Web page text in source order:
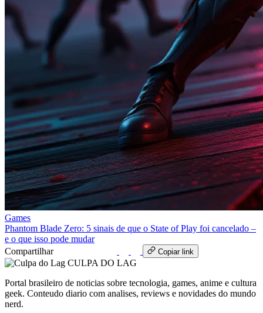
Games
Phantom Blade Zero: 5 sinais de que o State of Play foi cancelado –
e o que isso pode mudar
Compartilhar
Copiar link
CULPA DO LAG
Portal brasileiro de noticias sobre tecnologia, games, anime e cultura
geek. Conteudo diario com analises, reviews e novidades do mundo
nerd.